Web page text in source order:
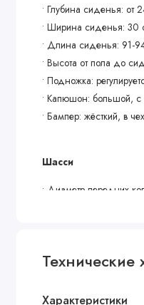
• Глубина сиденья:
• Ширина сиденья: 30
• Длина сиденья: 91-
• Высота от пола до
• Подножка:
• Капюшон: большой, с
• Бампер: жёсткий, в
Шасси
• Диаметр передних
• Ручка:
• Амортизация: хорошая
Технические
Характеристики